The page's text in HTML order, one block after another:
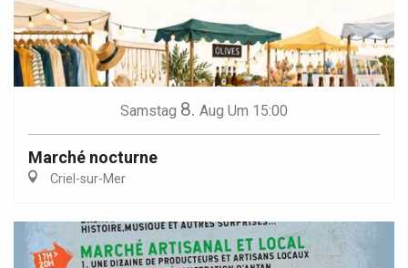
Samstag 8. Aug Um 15:00
Marché nocturne
Criel-sur-Mer